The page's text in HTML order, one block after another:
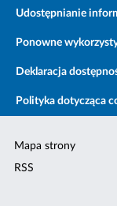
Udostępnianie
Ponowne
Deklaracja
Polityka dotycząca
Mapa strony
RSS